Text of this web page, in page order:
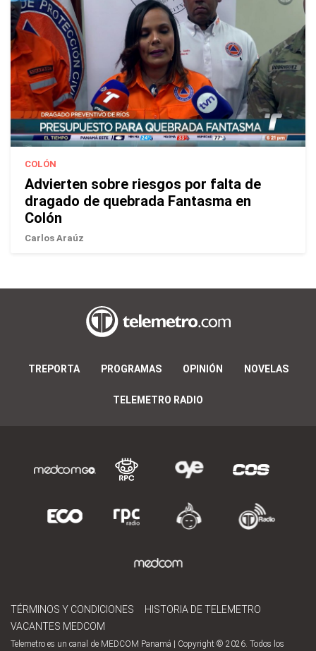
COLÓN
Advierten sobre riesgos por falta de
dragado de quebrada Fantasma en
Colón
Carlos Araúz
TREPORTA PROGRAMAS OPINIÓN NOVELAS
TELEMETRO RADIO
TÉRMINOS Y CONDICIONES
HISTORIA DE TELEMETRO
VACANTES MEDCOM
Telemetro es un canal de MEDCOM Panamá | Copyright © 2026. Todos los